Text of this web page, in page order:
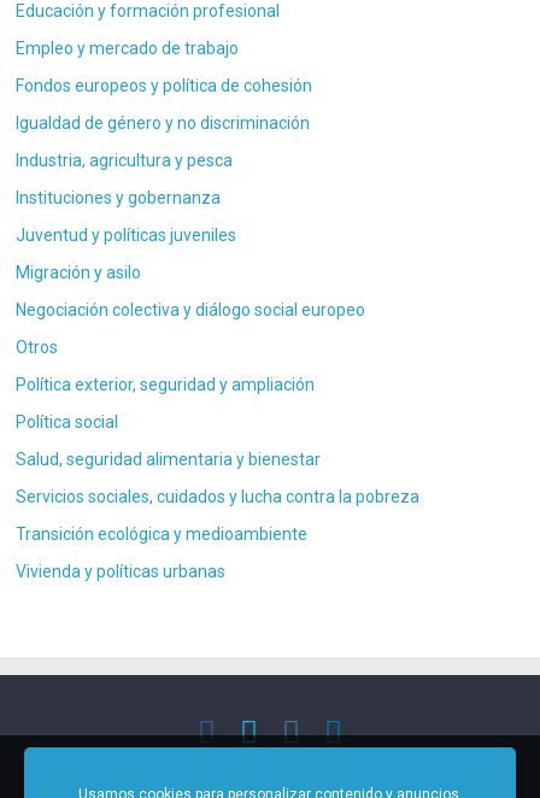
Educación y formación profesional
Empleo y mercado de trabajo
Fondos europeos y política de cohesión
Igualdad de género y no discriminación
Industria, agricultura y pesca
Instituciones y gobernanza
Juventud y políticas juveniles
Migración y asilo
Negociación colectiva y diálogo social europeo
Otros
Política exterior, seguridad y ampliación
Política social
Salud, seguridad alimentaria y bienestar
Servicios sociales, cuidados y lucha contra la pobreza
Transición ecológica y medioambiente
Vivienda y políticas urbanas
Usamos cookies para personalizar contenido y anuncios,